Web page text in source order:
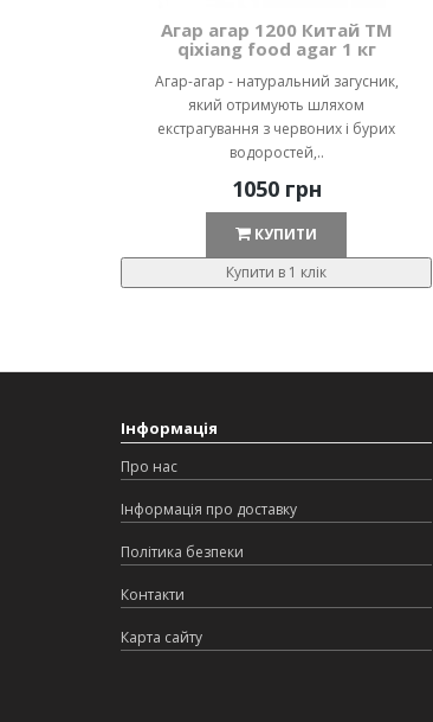
Агар агар 1200 Китай ТМ
qixiang food agar 1 кг
Агар-агар - натуральний загусник,
який отримують шляхом
екстрагування з червоних і бурих
водоростей,..
1050 грн
КУПИТИ
Купити в 1 клік
Інформація
Про нас
Інформація про доставку
Політика безпеки
Контакти
Карта сайту